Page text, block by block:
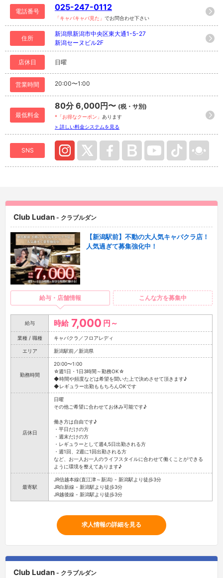
電話番号 025-247-0112
「キャバキャバ見た」 でお問合わせ下さい
住所
新潟県新潟市中央区東大通1-5-27
新潟セーヌビル2F
店休日 日曜
営業時間 20:00〜1:00
最低料金
80分 6,000円〜 (税・サ別)
*「お得なクーポン」 あります
> 詳しい料金システムを見る
SNS
Club Ludan - クラブルダン
【新潟駅前】不動の大人気キャバクラ店！
人気過ぎて募集強化中！
給与・店舗情報 こんな方を募集中
給与 時給 7,000 円～
業種 / 職種 キャバクラ／フロアレディ
エリア 新潟駅前／新潟県
勤務時間
20:00〜1:00
☆週1日・1日3時間～勤務OK☆
◆時間や頻度などは希望を聞いた上で決めさせて頂きます♪
◆レギュラー出勤ももちろんOKです
店休日
日曜
その他ご希望に合わせてお休み可能です♪
働き方は自由です♪
・平日だけの方
・週末だけの方
・レギュラーとして週4,5日出勤される方
・週1回、2週に1回出勤される方
など、お一人お一人のライフスタイルに合わせて働くことができる
ように環境を整えてあります♪
最寄駅
JR信越本線(直江津～新潟) - 新潟駅より徒歩3分
JR白新線 - 新潟駅より徒歩3分
JR越後線 - 新潟駅より徒歩3分
求人情報の詳細を見る
Club Ludan - クラブルダン